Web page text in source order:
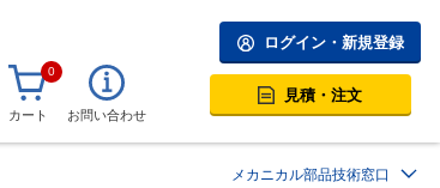
ログイン・新規登録
0
カート お問い合わせ
見積・注文
メカニカル部品技術窓口